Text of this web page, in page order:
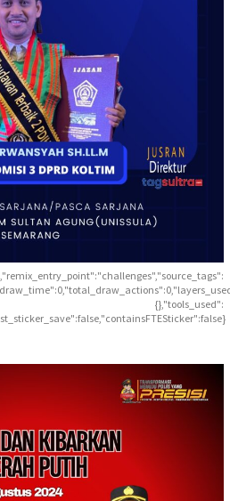
{},"tools_used":